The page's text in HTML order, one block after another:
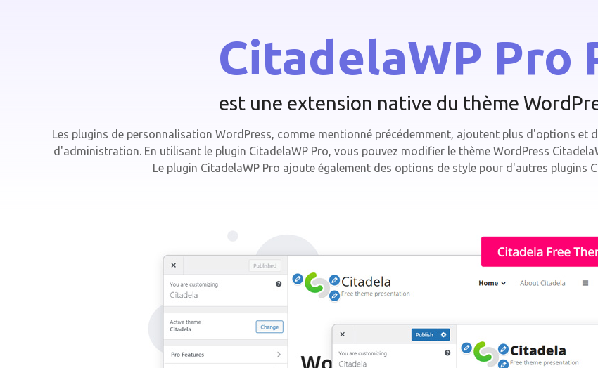
CitadelaWP Pro
est une extension native du thème
Les plugins de personnalisation WordPress, comme mentionné précédemment, ajoutent plus d'options et
d'administration. En utilisant le plugin CitadelaWP Pro, vous pouvez modifier le thème WordPress
Le plugin CitadelaWP Pro ajoute également des options de style pour d'autres plugins